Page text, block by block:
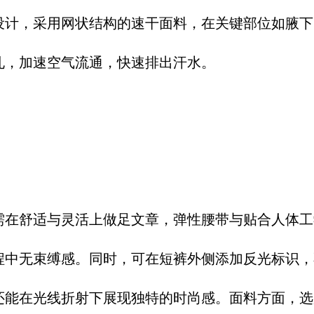
计，采用网状结构的速干面料，在关键部位如腋
加速空气流通，快速排出汗水。​
在舒适与灵活上做足文章，弹性腰带与贴合人体
中无束缚感。同时，可在短裤外侧添加反光标识
能在光线折射下展现独特的时尚感。面料方面，